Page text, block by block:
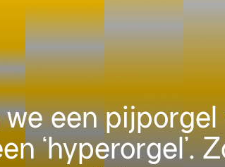
een pijporgel
‘hyperorgel’.